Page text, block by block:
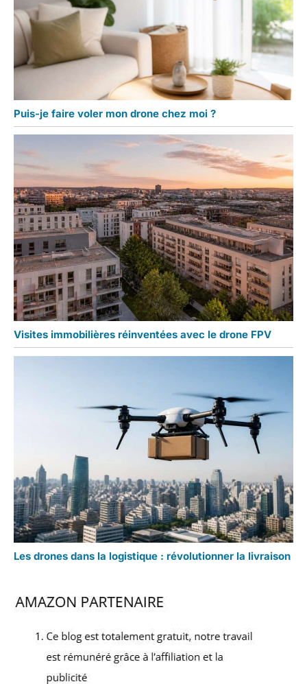
Puis-je faire voler mon drone chez moi ?
Visites immobilières réinventées avec le drone FPV
Les drones dans la logistique : révolutionner la livraison